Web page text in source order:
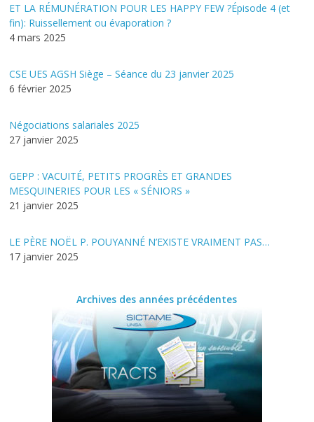
ET LA RÉMUNÉRATION POUR LES HAPPY FEW ?Épisode 4 (et
fin): Ruissellement ou évaporation ?
4 mars 2025
CSE UES AGSH Siège – Séance du 23 janvier 2025
6 février 2025
Négociations salariales 2025
27 janvier 2025
GEPP : VACUITÉ, PETITS PROGRÈS ET GRANDES
MESQUINERIES POUR LES « SÉNIORS »
21 janvier 2025
LE PÈRE NOËL P. POUYANNÉ N’EXISTE VRAIMENT PAS…
17 janvier 2025
Archives des années précédentes